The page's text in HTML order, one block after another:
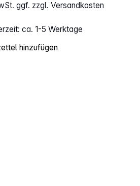
ggf. zzgl. Versandkosten
ca. 1-5 Werktage
hinzufügen